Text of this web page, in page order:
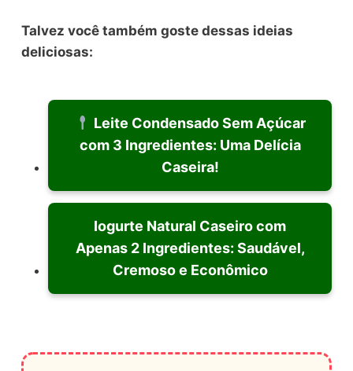
Talvez você também goste dessas ideias
deliciosas:
Leite Condensado Sem Açúcar
com 3 Ingredientes: Uma Delícia
Caseira!
Iogurte Natural Caseiro com
Apenas 2 Ingredientes: Saudável,
Cremoso e Econômico